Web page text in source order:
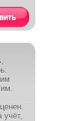
учёт,